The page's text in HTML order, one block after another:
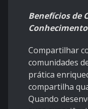
Benefícios de
Conhecimento
Compartilhar
comunidades
prática
compartilha
Quando